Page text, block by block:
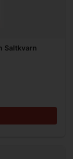
Saltkvarn